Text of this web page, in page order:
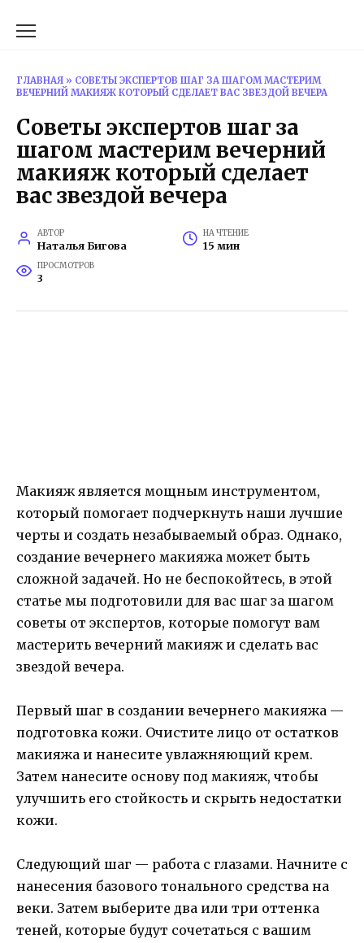
ГЛАВНАЯ » СОВЕТЫ ЭКСПЕРТОВ ШАГ ЗА ШАГОМ МАСТЕРИМ
ВЕЧЕРНИЙ МАКИЯЖ КОТОРЫЙ СДЕЛАЕТ ВАС ЗВЕЗДОЙ ВЕЧЕРА
Советы экспертов шаг за
шагом мастерим вечерний
макияж который сделает
вас звездой вечера
АВТОР
Наталья Бигова
НА ЧТЕНИЕ
15 мин
ПРОСМОТРОВ
3
Макияж является мощным инструментом,
который помогает подчеркнуть наши лучшие
черты и создать незабываемый образ. Однако,
создание вечернего макияжа может быть
сложной задачей. Но не беспокойтесь, в этой
статье мы подготовили для вас шаг за шагом
советы от экспертов, которые помогут вам
мастерить вечерний макияж и сделать вас
звездой вечера.
Первый шаг в создании вечернего макияжа —
подготовка кожи. Очистите лицо от остатков
макияжа и нанесите увлажняющий крем.
Затем нанесите основу под макияж, чтобы
улучшить его стойкость и скрыть недостатки
кожи.
Следующий шаг — работа с глазами. Начните с
нанесения базового тонального средства на
веки. Затем выберите два или три оттенка
теней, которые будут сочетаться с вашим